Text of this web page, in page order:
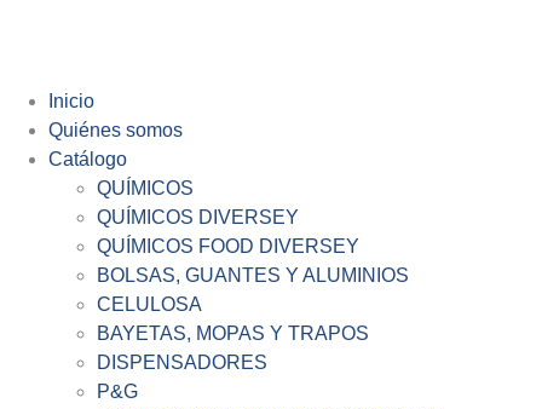
Inicio
Quiénes somos
Catálogo
QUÍMICOS
QUÍMICOS DIVERSEY
QUÍMICOS FOOD DIVERSEY
BOLSAS, GUANTES Y ALUMINIOS
CELULOSA
BAYETAS, MOPAS Y TRAPOS
DISPENSADORES
P&G